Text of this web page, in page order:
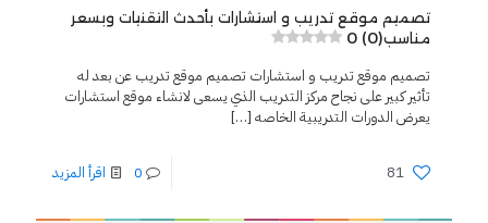
تصميم موقع تدريب و استشارات بأحدث التقنيات وبسعر
مناسب0 (0)
تصميم موقع تدريب و استشارات تصميم موقع تدريب عن بعد له
تأثير كبير على نجاح مركز التدريب الذي يسعى لانشاء موقع استشارات
يعرض الدورات التدريبية الخاصه […]
81
0 اقرأ المزيد